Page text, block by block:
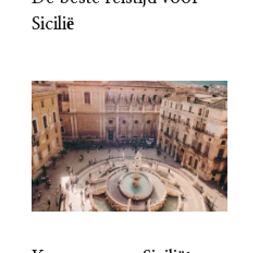
Sicilië